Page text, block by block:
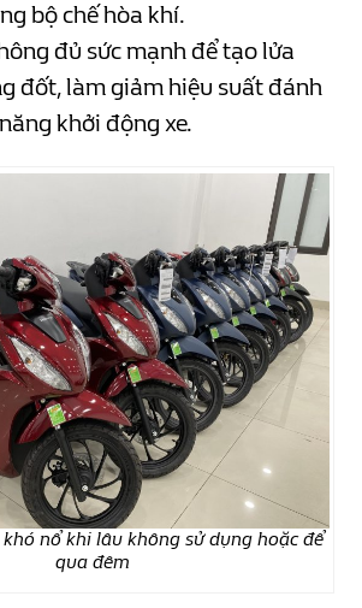
bộ chế hòa khí.
đủ sức mạnh để tạo lửa
đốt, làm giảm hiệu suất đánh
khởi động xe.
nổ khi lâu không sử dụng hoặc để
qua đêm